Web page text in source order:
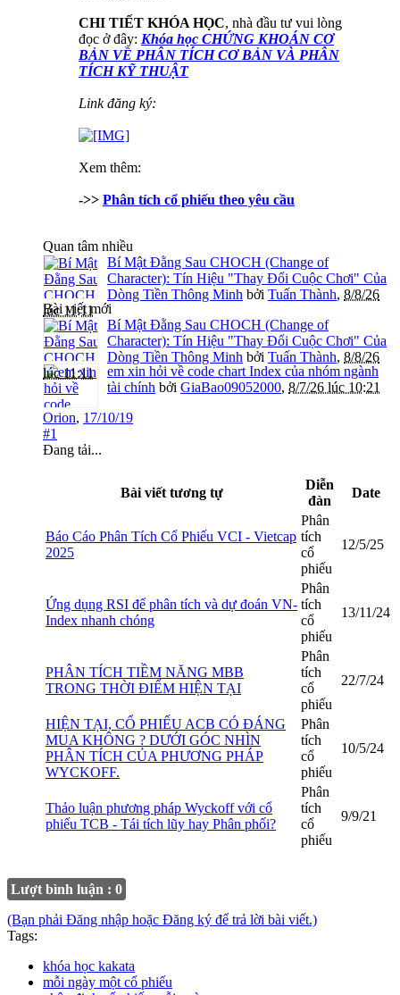
CHI TIẾT KHÓA HỌC, nhà đầu tư vui lòng
đọc ở đây: Khóa học CHỨNG KHOÁN CƠ
BẢN VỀ PHÂN TÍCH CƠ BẢN VÀ PHÂN
TÍCH KỸ THUẬT
Link đăng ký:
Xem thêm:
->> Phân tích cổ phiếu theo yêu cầu
Quan tâm nhiều
Bí Mật Đằng Sau CHOCH (Change of
Character): Tín Hiệu "Thay Đổi Cuộc Chơi" Của
Dòng Tiền Thông Minh bởi Tuấn Thành, 8/8/26
lúc 11:11
Bài viết mới
Bí Mật Đằng Sau CHOCH (Change of
Character): Tín Hiệu "Thay Đổi Cuộc Chơi" Của
Dòng Tiền Thông Minh bởi Tuấn Thành, 8/8/26
lúc 11:11
em xin hỏi về code chart Index của nhóm ngành
tài chính bởi GiaBao09052000, 8/7/26 lúc 10:21
Orion, 17/10/19
#1
Đang tải...
Bài viết tương tự
Diễn
đàn
Date
Báo Cáo Phân Tích Cổ Phiếu VCI - Vietcap
2025
Phân
tích
cổ
phiếu
12/5/25
Ứng dụng RSI để phân tích và dự đoán VN-
Index nhanh chóng
Phân
tích
cổ
phiếu
13/11/24
PHÂN TÍCH TIỀM NĂNG MBB
TRONG THỜI ĐIỂM HIỆN TẠI
Phân
tích
cổ
phiếu
22/7/24
HIỆN TẠI, CỔ PHIẾU ACB CÓ ĐÁNG
MUA KHÔNG ? DƯỚI GÓC NHÌN
PHÂN TÍCH CỦA PHƯƠNG PHÁP
WYCKOFF.
Phân
tích
cổ
phiếu
10/5/24
Thảo luận phương pháp Wyckoff với cổ
phiếu TCB - Tái tích lũy hay Phân phối?
Phân
tích
cổ
phiếu
9/9/21
Lượt bình luận : 0
(Bạn phải Đăng nhập hoặc Đăng ký để trả lời bài viết.)
Tags:
khóa học kakata
mỗi ngày một cổ phiếu